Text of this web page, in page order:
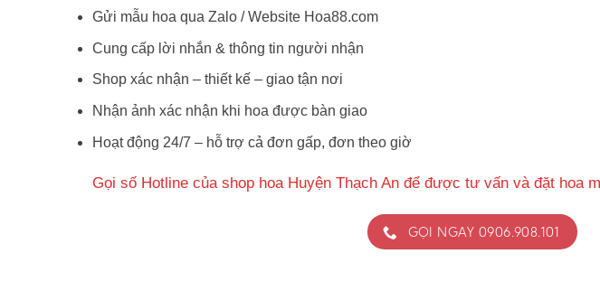
Gửi mẫu hoa qua Zalo / Website Hoa88.com
Cung cấp lời nhắn & thông tin người nhận
Shop xác nhận – thiết kế – giao tận nơi
Nhận ảnh xác nhận khi hoa được bàn giao
Hoạt động 24/7 – hỗ trợ cả đơn gấp, đơn theo giờ
Gọi số Hotline của shop hoa Huyện Thạch An để được tư vấn và đặt hoa
GỌI NGAY 0906.908.101